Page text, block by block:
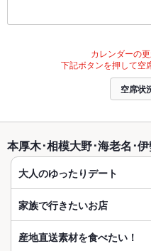
カレンダーの
下記ボタンを押して空
空席状
本厚木･相模大野･海老名･
大人のゆったりデート
家族で行きたいお店
産地直送素材を食べたい！